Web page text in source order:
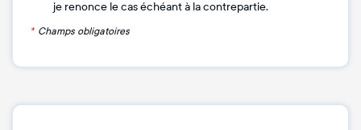
je renonce le cas échéant à la contrepartie.
* Champs obligatoires